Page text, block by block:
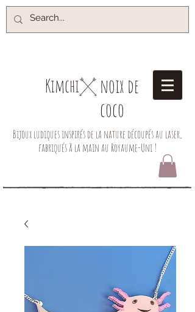
Kimchi​
noix de
coco
Bijoux ludiques inspirés de la nature découpés au laser,
fabriqués à la main au Royaume-Uni !